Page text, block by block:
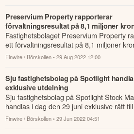
Preservium Property rapporterar
förvaltningsresultat på 8,1 miljoner
Fastighetsbolaget Preservium Property
ett förvaltningsresultat på 8,1 miljoner
kvartalet 2022.
Finwire / Börskollen • 29 Aug 2022 12:00
Sju fastighetsbolag på Spotlight
exklusive utdelning
Sju fastighetsbolag på Spotlight Stock
handlas i dag den 29 juni exklusive rätt
enligt följande.
Finwire / Börskollen • 29 Jun 2022 04:51